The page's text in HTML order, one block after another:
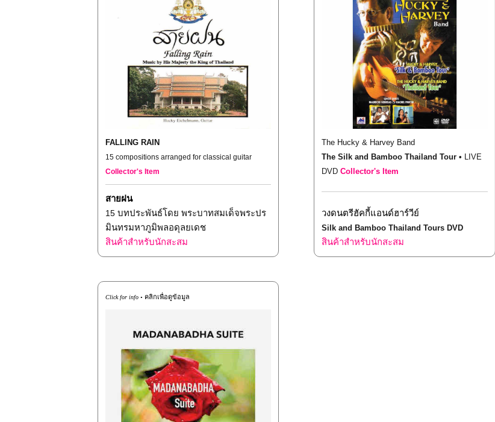
FALLING RAIN
15 compositions arranged for classical guitar
Collector's Item
สายฝน
15 บทประพันธ์โดย พระบาทสมเด็จพระปร
มินทรมหาภูมิพลอดุลยเดช
สินค้าสำหรับนักสะสม
The Hucky & Harvey Band
TheSilk and Bamboo Thailand Tour • LIVE
DVDCollector's Item
วงดนตรีฮัคกี้แอนด์ฮาร์วีย์
Silk and Bamboo Thailand Tours DVD
สินค้าสำหรับนักสะสม
Click for info • คลิกเพื่อดูข้อมูล